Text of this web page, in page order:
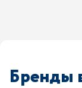
Бренды